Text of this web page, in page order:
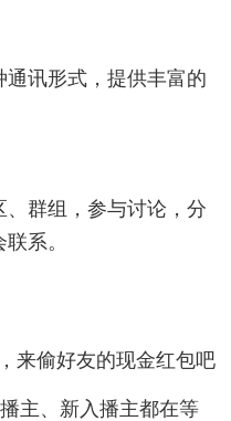
讯形式，提供丰富的
群组，参与讨论，分
系。
来偷好友的现金红包吧
主、新入播主都在等